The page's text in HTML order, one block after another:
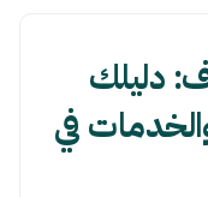
دليلك
في